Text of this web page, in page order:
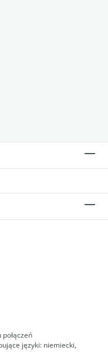
języki: niemiecki,